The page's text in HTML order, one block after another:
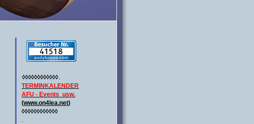
◊◊◊◊◊◊◊◊◊◊◊◊.
TERMINKALENDER
AFU - Events usw.
(www.on4lea.net)
◊◊◊◊◊◊◊◊◊◊◊◊
.